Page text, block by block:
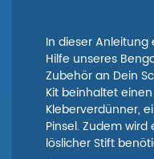
In dieser Anleitung
Hilfe unseres
Zubehör an Dein
Kit beinhaltet
Kleberverdünner,
Pinsel. Zudem
löslicher Stift